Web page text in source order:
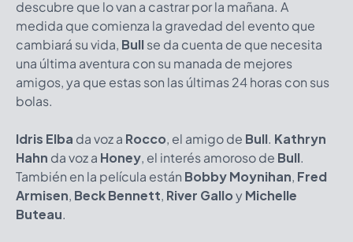
descubre que lo van a castrar por la mañana. A
medida que comienza la gravedad del evento que
cambiará su vida, Bullse da cuenta de que necesita
una última aventura con su manada de mejores
amigos, ya que estas son las últimas 24 horas con sus
bolas.
Idris Elba da voz a Rocco, el amigo de Bull. Kathryn
Hahn da voz a Honey, el interés amoroso de Bull.
También en la película están Bobby Moynihan, Fred
Armisen, Beck Bennett, River GalloyMichelle
Buteau.